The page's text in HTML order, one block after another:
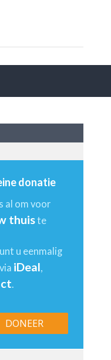
donatie
al om voor
thuiste
u eenmalig
iDeal,
.